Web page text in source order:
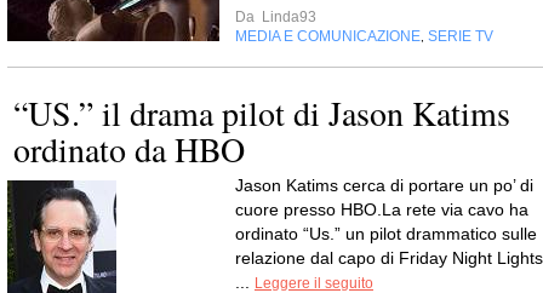
Da Linda93
MEDIA E COMUNICAZIONE SERIE TV
“US.” il drama pilot di Jason Katims
ordinato da HBO
Jason Katims cerca di portare un po’ di
cuore presso HBO.La rete via cavo ha
ordinato “Us.” un pilot drammatico sulle
relazione dal capo di Friday Night Lights
Leggere il seguito